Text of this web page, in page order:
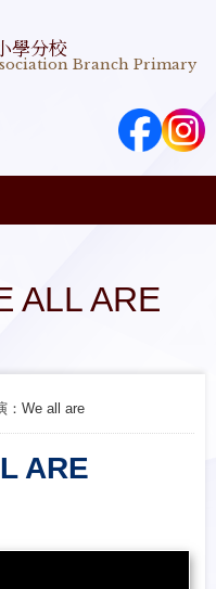
學分校
Branch Primary
ALL ARE
：We all are
ARE